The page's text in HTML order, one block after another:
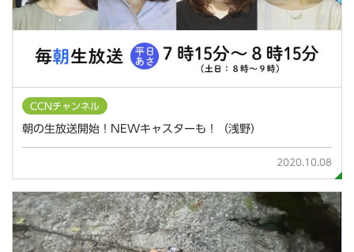
CCNチャンネル
朝の生放送開始！NEWキャスターも！（浅野）
2020.10.08